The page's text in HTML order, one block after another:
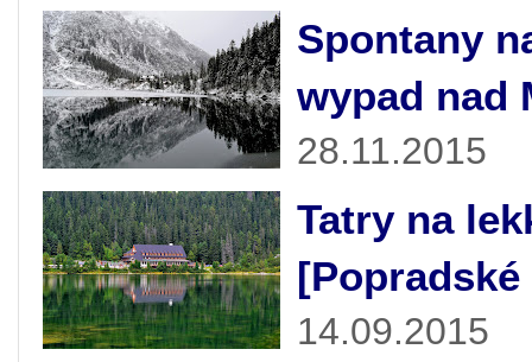
Spontany
wypad nad
28.11.2015
Tatry na
14.09.2015